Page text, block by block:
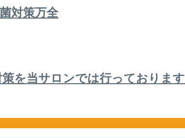
対策万全
を当サロンでは行っております